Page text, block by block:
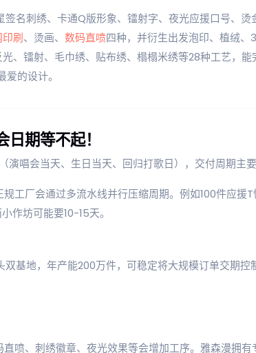
名刺绣、卡通Q版形象、镭射字、夜光应援口号、烫
印刷、烫画、 数码直喷四种，并衍生出发泡印、植绒、
、镭射、毛巾绣、贴布绣、榻榻米绣等28种工艺，能
的设计。
期等不起！
演唱会当天、生日当天、回归打歌日），交付周期主要
工厂会通过多流水线并行压缩周期。例如100件应援
作坊可能要10-15天。
双基地，年产能200万件，可稳定将大规模订单交期
喷、刺绣徽章、夜光效果等会增加工序。雅森漫拥